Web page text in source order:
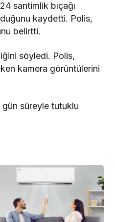
santimlik bıçağı
kaydetti. Polis,
belirtti.
söyledi. Polis,
kamera görüntülerini
gün süreyle tutuklu